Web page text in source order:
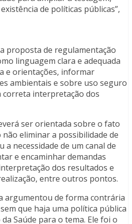
de políticas públicas”,
proposta de regulamentação
linguagem clara e adequada
e orientações, informar
ambientais e sobre uso seguro
correta interpretação dos
ser orientada sobre o fato
eliminar a possibilidade de
a necessidade de um canal de
e encaminhar demandas
dos resultados e
entre outros pontos.
argumentou de forma contrária
que haja uma política pública
Saúde para o tema. Ele foi o